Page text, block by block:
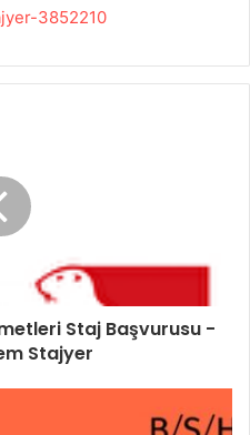
3852210
Staj Başvurusu -
Stajyer